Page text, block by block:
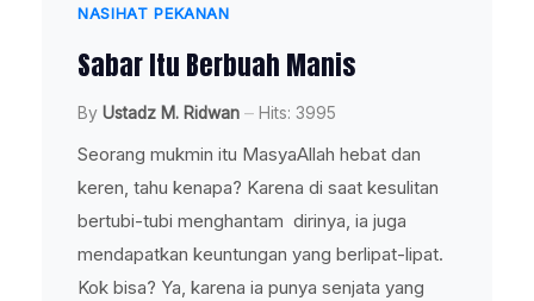
NASIHAT PEKANAN
Sabar Itu Berbuah Manis
By Ustadz M. Ridwan Hits: 3995
Seorang mukmin itu MasyaAllah hebat dan
keren, tahu kenapa? Karena di saat kesulitan
bertubi-tubi menghantam dirinya, ia juga
mendapatkan keuntungan yang berlipat-lipat.
Kok bisa? Ya, karena ia punya senjata yang